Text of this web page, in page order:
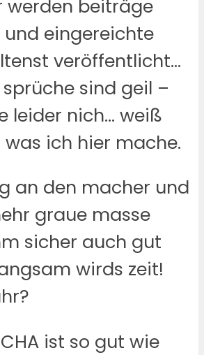
werden beiträge
und eingereichte
veröffentlicht…
sind geil –
leider nich… weiß
ich hier mache.
an den macher und
graue masse
sicher auch gut
wirds zeit!
ist so gut wie